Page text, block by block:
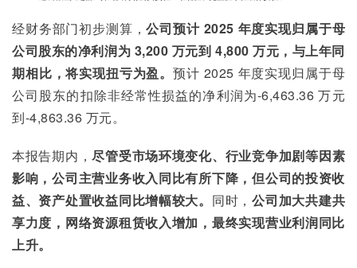
经财务部门初步测算，公司预计 2025 年度实现归属于母
公司股东的净利润为 3,200 万元到 4,800 万元，与上年同
期相比，将实现扭亏为盈。预计 2025 年度实现归属于母
公司股东的扣除非经常性损益的净利润为-6,463.36 万元
到-4,863.36 万元。
本报告期内，尽管受市场环境变化、行业竞争加剧等因素
影响，公司主营业务收入同比有所下降，但公司的投资收
益、资产处置收益同比增幅较大。 同时，公司加大共建共
享力度，网络资源租赁收入增加，最终实现营业利润同比
上升。